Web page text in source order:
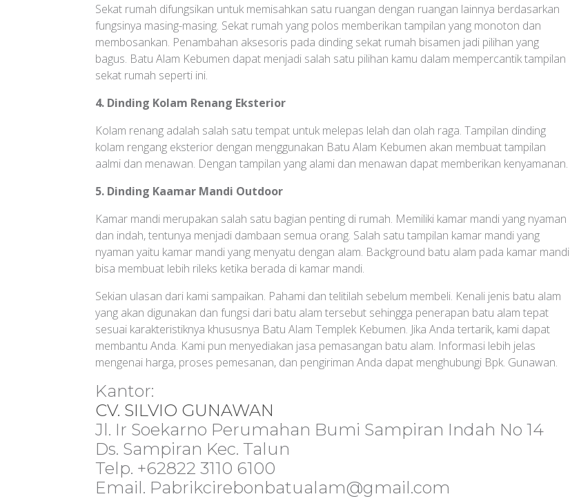
Sekat rumah difungsikan untuk memisahkan satu ruangan dengan ruangan lainnya berdasarkan
fungsinya masing-masing. Sekat rumah yang polos memberikan tampilan yang monoton dan
membosankan. Penambahan aksesoris pada dinding sekat rumah bisamen jadi pilihan yang
bagus. Batu Alam Kebumen dapat menjadi salah satu pilihan kamu dalam mempercantik tampilan
sekat rumah seperti ini.
4. Dinding Kolam Renang Eksterior
Kolam renang adalah salah satu tempat untuk melepas lelah dan olah raga. Tampilan dinding
kolam rengang eksterior dengan menggunakan Batu Alam Kebumen akan membuat tampilan
aalmi dan menawan. Dengan tampilan yang alami dan menawan dapat memberikan kenyamanan.
5. Dinding Kaamar Mandi Outdoor
Kamar mandi merupakan salah satu bagian penting di rumah. Memiliki kamar mandi yang nyaman
dan indah, tentunya menjadi dambaan semua orang. Salah satu tampilan kamar mandi yang
nyaman yaitu kamar mandi yang menyatu dengan alam. Background batu alam pada kamar mandi
bisa membuat lebih rileks ketika berada di kamar mandi.
Sekian ulasan dari kami sampaikan. Pahami dan telitilah sebelum membeli. Kenali jenis batu alam
yang akan digunakan dan fungsi dari batu alam tersebut sehingga penerapan batu alam tepat
sesuai karakteristiknya khususnya Batu Alam Templek Kebumen. Jika Anda tertarik, kami dapat
membantu Anda. Kami pun menyediakan jasa pemasangan batu alam. Informasi lebih jelas
mengenai harga, proses pemesanan, dan pengiriman Anda dapat menghubungi Bpk. Gunawan.
Kantor:
CV. SILVIO GUNAWAN
Jl. Ir Soekarno Perumahan Bumi Sampiran Indah No 14
Ds. Sampiran Kec. Talun
Telp. +62822 3110 6100
Email. Pabrikcirebonbatualam@gmail.com